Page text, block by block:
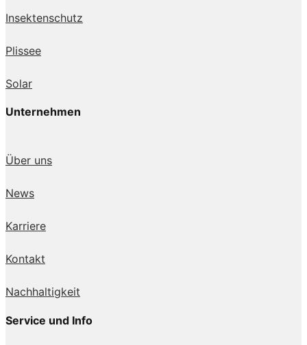
Insektenschutz
Plissee
Solar
Unternehmen
Über uns
News
Karriere
Kontakt
Nachhaltigkeit
Service und Info